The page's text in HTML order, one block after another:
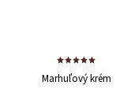
Marhuľový krém